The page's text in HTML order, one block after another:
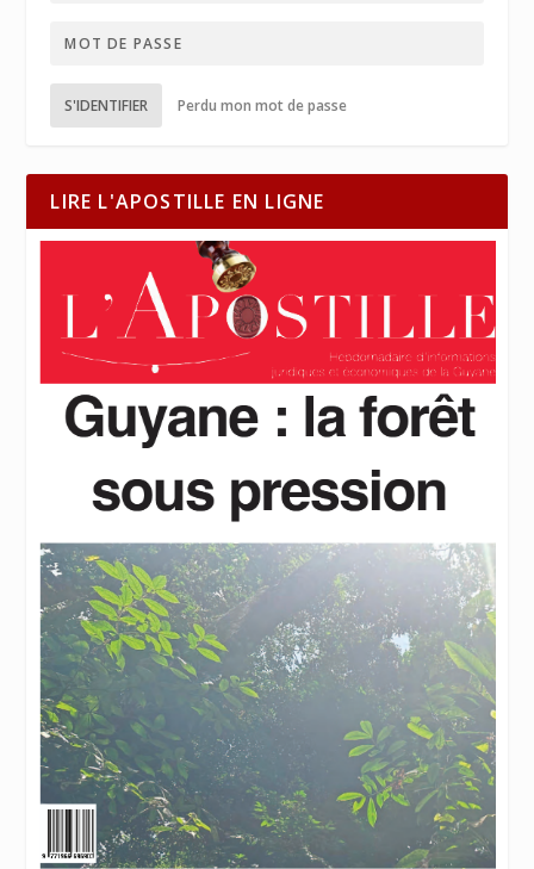
S'IDENTIFIER Perdu mon mot de passe
LIRE L'APOSTILLE EN LIGNE